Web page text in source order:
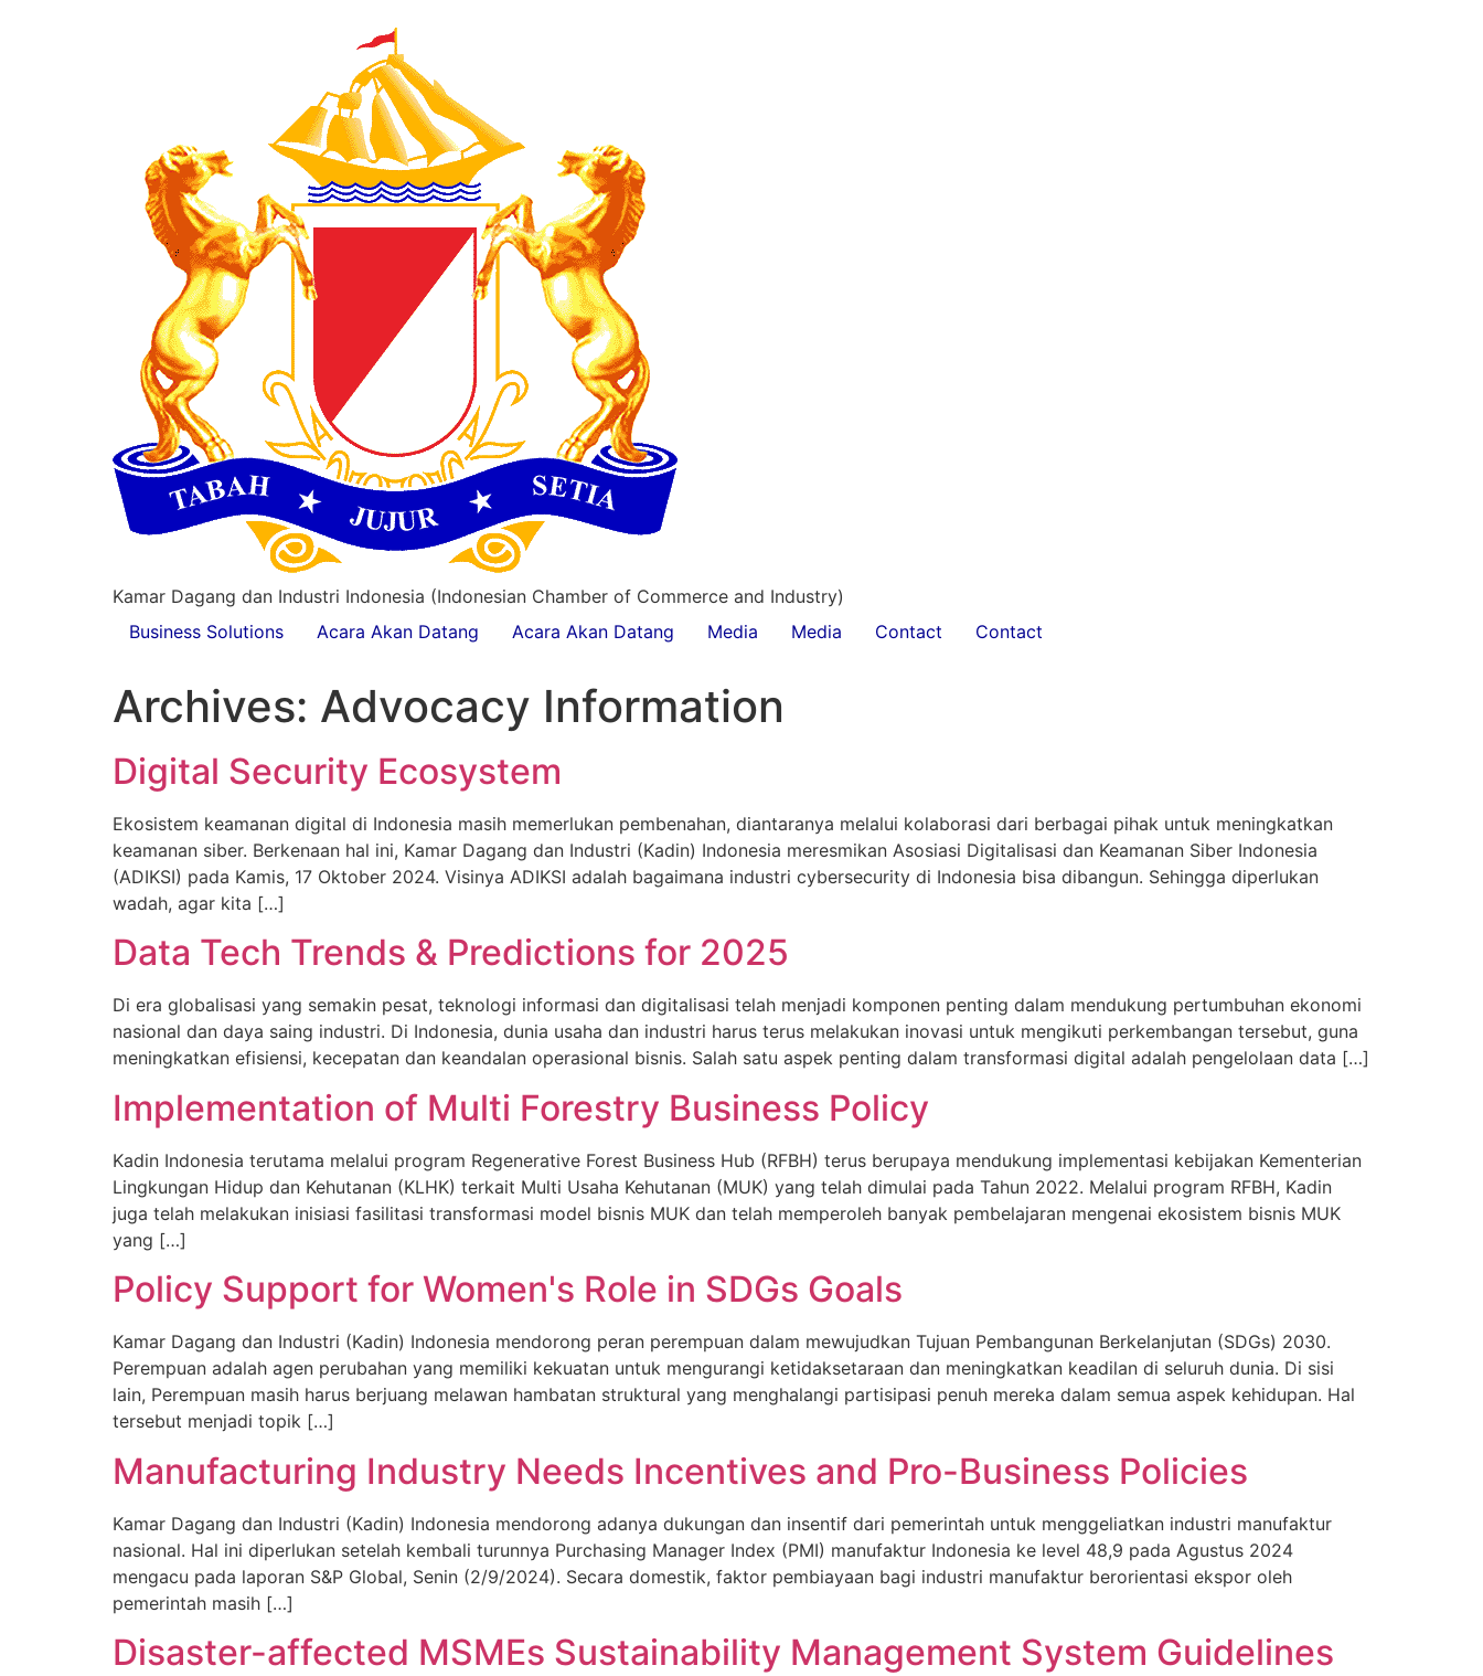
Kamar Dagang dan Industri Indonesia (Indonesian Chamber of Commerce and Industry)
Business Solutions
Acara Akan Datang Acara Akan Datang Media Media Contact Contact
Archives: Advocacy Information
Digital Security Ecosystem
Ekosistem keamanan digital di Indonesia masih memerlukan pembenahan, diantaranya melalui kolaborasi dari berbagai pihak untuk meningkatkan
keamanan siber. Berkenaan hal ini, Kamar Dagang dan Industri (Kadin) Indonesia meresmikan Asosiasi Digitalisasi dan Keamanan Siber Indonesia
(ADIKSI) pada Kamis, 17 Oktober 2024. Visinya ADIKSI adalah bagaimana industri cybersecurity di Indonesia bisa dibangun. Sehingga diperlukan
wadah, agar kita […]
Data Tech Trends & Predictions for 2025
Di era globalisasi yang semakin pesat, teknologi informasi dan digitalisasi telah menjadi komponen penting dalam mendukung pertumbuhan ekonomi
nasional dan daya saing industri. Di Indonesia, dunia usaha dan industri harus terus melakukan inovasi untuk mengikuti perkembangan tersebut, guna
meningkatkan efisiensi, kecepatan dan keandalan operasional bisnis. Salah satu aspek penting dalam transformasi digital adalah pengelolaan data […]
Implementation of Multi Forestry Business Policy
Kadin Indonesia terutama melalui program Regenerative Forest Business Hub (RFBH) terus berupaya mendukung implementasi kebijakan Kementerian
Lingkungan Hidup dan Kehutanan (KLHK) terkait Multi Usaha Kehutanan (MUK) yang telah dimulai pada Tahun 2022. Melalui program RFBH, Kadin
juga telah melakukan inisiasi fasilitasi transformasi model bisnis MUK dan telah memperoleh banyak pembelajaran mengenai ekosistem bisnis MUK
yang […]
Policy Support for Women's Role in SDGs Goals
Kamar Dagang dan Industri (Kadin) Indonesia mendorong peran perempuan dalam mewujudkan Tujuan Pembangunan Berkelanjutan (SDGs) 2030.
Perempuan adalah agen perubahan yang memiliki kekuatan untuk mengurangi ketidaksetaraan dan meningkatkan keadilan di seluruh dunia. Di sisi
lain, Perempuan masih harus berjuang melawan hambatan struktural yang menghalangi partisipasi penuh mereka dalam semua aspek kehidupan. Hal
tersebut menjadi topik […]
Manufacturing Industry Needs Incentives and Pro-Business Policies
Kamar Dagang dan Industri (Kadin) Indonesia mendorong adanya dukungan dan insentif dari pemerintah untuk menggeliatkan industri manufaktur
nasional. Hal ini diperlukan setelah kembali turunnya Purchasing Manager Index (PMI) manufaktur Indonesia ke level 48,9 pada Agustus 2024
mengacu pada laporan S&P Global, Senin (2/9/2024). Secara domestik, faktor pembiayaan bagi industri manufaktur berorientasi ekspor oleh
pemerintah masih […]
Disaster-affected MSMEs Sustainability Management System Guidelines